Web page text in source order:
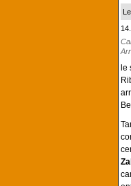
le